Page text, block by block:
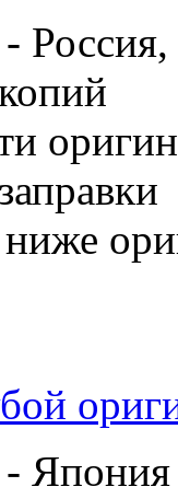
- Япония